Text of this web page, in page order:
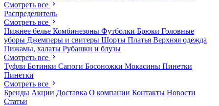
Смотреть все
Распределитель
Смотреть все
Нижнее белье Комбинезоны Футболки Брюки Головные
уборы Джемперы и свитеры Шорты Платья Верхняя одежда
Пижамы, халаты Рубашки и блузы
Смотреть все
Туфли Ботинки Сапоги Босоножки Мокасины Пинетки
Пинетки
Смотреть все
Бренды Акции Доставка О компании Контакты Новости
Статьи